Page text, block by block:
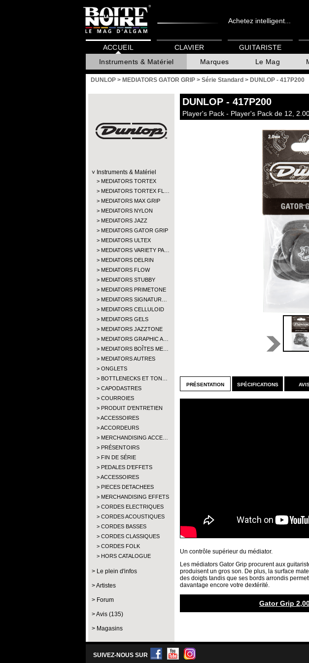
Achetez intelligent...
ACCUEIL
Instruments & Matériel
Marques Le Mag
CLAVIER GUITARISTE
DUNLOP > MEDIATORS GATOR GRIP > Série Standard > DUNLOP - 417P200
Instruments & Matériel
MEDIATORS TORTEX
MEDIATORS TORTEX FL…
MEDIATORS MAX GRIP
MEDIATORS NYLON
MEDIATORS JAZZ
MEDIATORS GATOR GRIP
MEDIATORS ULTEX
MEDIATORS VARIETY PA…
MEDIATORS DELRIN
MEDIATORS FLOW
MEDIATORS STUBBY
MEDIATORS PRIMETONE
MEDIATORS SIGNATUR…
MEDIATORS CELLULOID
MEDIATORS GELS
MEDIATORS JAZZTONE
MEDIATORS GRAPHIC A…
MEDIATORS BOÎTES ME…
MEDIATORS AUTRES
ONGLETS
BOTTLENECKS ET TON…
CAPODASTRES
COURROIES
PRODUIT D'ENTRETIEN
ACCESSOIRES
ACCORDEURS
MERCHANDISING ACCE…
PRÉSENTOIRS
FIN DE SÉRIE
PEDALES D'EFFETS
ACCESSOIRES
PIECES DETACHEES
MERCHANDISING EFFETS
CORDES ELECTRIQUES
CORDES ACOUSTIQUES
CORDES BASSES
CORDES CLASSIQUES
CORDES FOLK
HORS CATALOGUE
Le plein d'infos
Artistes
Forum
Avis (135)
Magasins
DUNLOP - 417P200
Player's Pack - Player's Pack de 12,
présentation
Un contrôle supérieur du médiator.
Les médiators Gator Grip procurent aux
produisent un gros son. De plus, la surface
des doigts tandis que ses bords arrondis
davantage encore votre dextérité.
spécifications
Gator Grip
SUIVEZ-NOUS SUR